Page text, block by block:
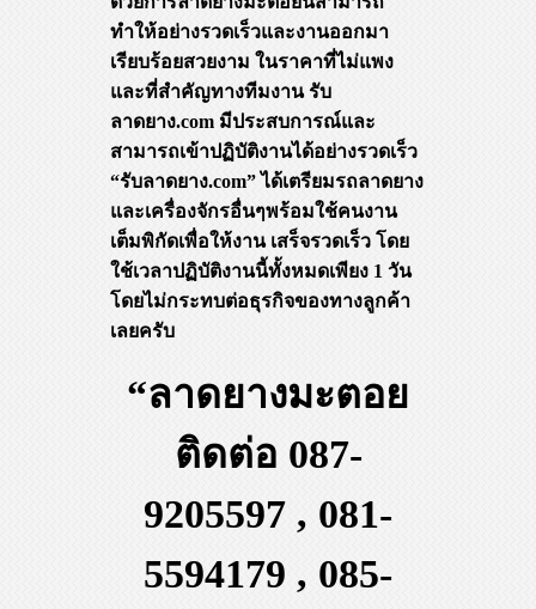
ทำให้อย่างรวดเร็วและงานออกมา
เรียบร้อยสวยงาม ในราคาที่ไม่แพง
และที่สำคัญทางทีมงาน รับ
ลาดยาง.com มีประสบการณ์และ
สามารถเข้าปฏิบัติงานได้อย่างรวดเร็ว
“รับลาดยาง.com” ได้เตรียมรถลาดยาง
และเครื่องจักรอื่นๆพร้อมใช้คนงาน
เต็มพิกัดเพื่อให้งาน เสร็จรวดเร็ว โดย
ใช้เวลาปฏิบัติงานนี้ทั้งหมดเพียง 1 วัน
โดยไม่กระทบต่อธุรกิจของทางลูกค้า
เลยครับ
“ลาดยางมะตอย
ติดต่อ 087-
9205597 , 081-
5594179 , 085-